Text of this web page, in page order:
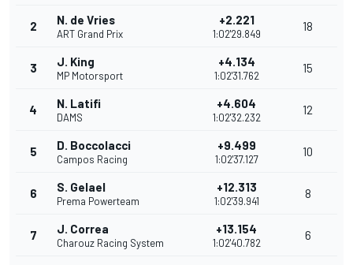
2 N. de Vries
ART Grand Prix
+2.221
1:02'29.849
18
3 J. King
MP Motorsport
+4.134
1:02'31.762
15
4 N. Latifi
DAMS
+4.604
1:02'32.232
12
5 D. Boccolacci
Campos Racing
+9.499
1:02'37.127
10
6 S. Gelael
Prema Powerteam
+12.313
1:02'39.941
8
7 J. Correa
Charouz Racing System
+13.154
1:02'40.782
6